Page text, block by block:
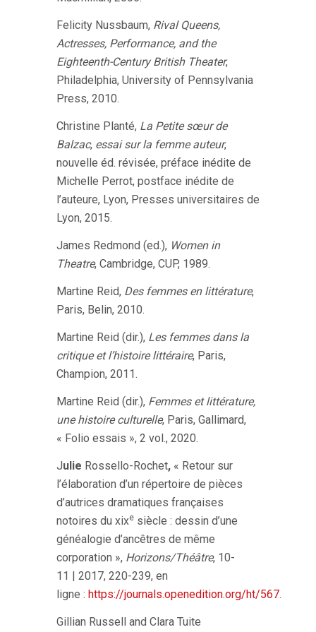
Felicity Nussbaum, Rival Queens,
Actresses, Performance, and the
Eighteenth-Century British Theater,
Philadelphia, University of Pennsylvania
Press, 2010.
Christine Planté, La Petite sœur de
Balzac, essai sur la femme auteur,
nouvelle éd. révisée, préface inédite de
Michelle Perrot, postface inédite de
l’auteure, Lyon, Presses universitaires de
Lyon, 2015.
James Redmond (ed.), Women in
Theatre, Cambridge, CUP, 1989.
Martine Reid, Des femmes en littérature,
Paris, Belin, 2010.
Martine Reid (dir.), Les femmes dans la
critique et l’histoire littéraire, Paris,
Champion, 2011.
Martine Reid (dir.), Femmes et littérature,
une histoire culturelle, Paris, Gallimard,
« Folio essais », 2 vol., 2020.
Julie Rossello-Rochet, « Retour sur
l’élaboration d’un répertoire de pièces
d’autrices dramatiques françaises
notoires du xixe siècle : dessin d’une
généalogie d’ancêtres de même
corporation », Horizons/Théâtre, 10-
11 | 2017, 220-239, en
ligne : https://journals.openedition.org/ht/567.
Gillian Russell and Clara Tuite